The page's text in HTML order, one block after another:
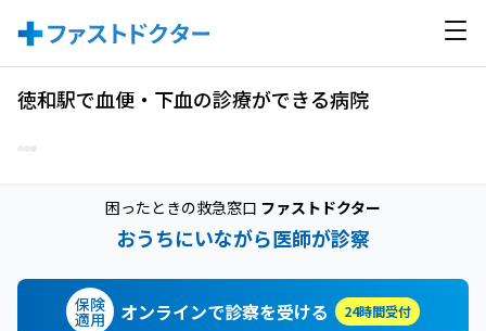
徳和駅で血便・下血の診療ができる病院
困ったときの救急窓口 ファストドクター
おうちにいながら医師が診察
保険
適用 オンラインで診察を受ける 24時間受付